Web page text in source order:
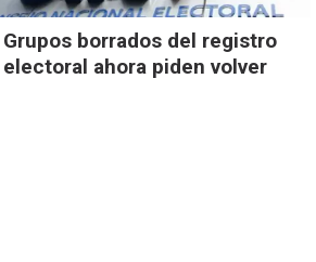
Grupos borrados del registro
electoral ahora piden volver